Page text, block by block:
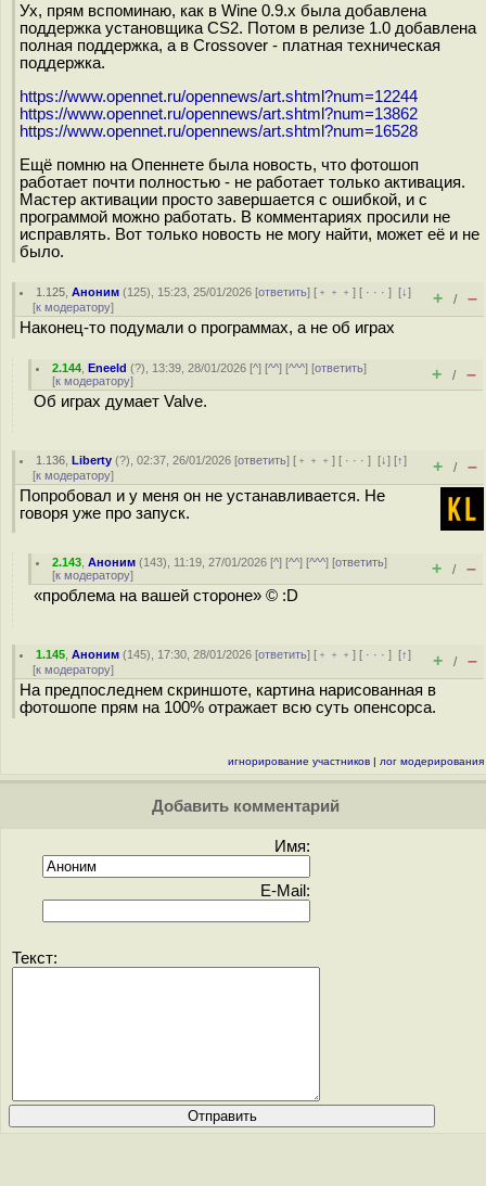
Ух, прям вспоминаю, как в Wine 0.9.x была добавлена
поддержка установщика CS2. Потом в релизе 1.0 добавлена
полная поддержка, а в Crossover - платная техническая
поддержка.
https://www.opennet.ru/opennews/art.shtml?num=12244
https://www.opennet.ru/opennews/art.shtml?num=13862
https://www.opennet.ru/opennews/art.shtml?num=16528
Ещё помню на Опеннете была новость, что фотошоп
работает почти полностью - не работает только активация.
Мастер активации просто завершается с ошибкой, и с
программой можно работать. В комментариях просили не
исправлять. Вот только новость не могу найти, может её и не
было.
1.125 ,Аноним (125), 15:23, 25/01/2026 [ответить] [ ﹢﹢﹢] [ · · ·][↓]
[к модератору] + / –
Наконец-то подумали о программах, а не об играх
2.144 ,Eneeld (?), 13:39, 28/01/2026 [^] [^^] [^^^] [ответить]
[к модератору] + / –
Об играх думает Valve.
1.136 ,Liberty (?), 02:37, 26/01/2026 [ответить] [ ﹢﹢﹢] [ · · ·][↓] [↑]
[к модератору] + / –
Попробовал и у меня он не устанавливается. Не
говоря уже про запуск.
2.143 ,Аноним (143), 11:19, 27/01/2026 [^] [^^] [^^^] [ответить]
[к модератору] + / –
«проблема на вашей стороне» © :D
1.145 ,Аноним (145), 17:30, 28/01/2026 [ответить] [ ﹢﹢﹢] [ · · ·][↑]
[к модератору] + / –
На предпоследнем скриншоте, картина нарисованная в
фотошопе прям на 100% отражает всю суть опенсорса.
игнорирование участников | лог модерирования
Добавить комментарий
Имя:
E-Mail:
Текст: